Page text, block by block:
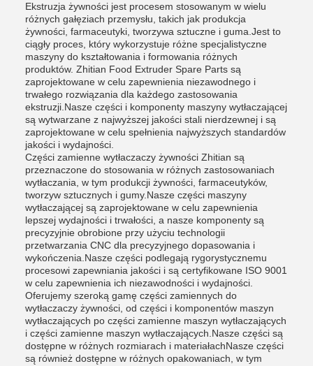
Ekstruzja żywności jest procesem stosowanym w wielu
różnych gałęziach przemysłu, takich jak produkcja
żywności, farmaceutyki, tworzywa sztuczne i guma.Jest to
ciągły proces, który wykorzystuje różne specjalistyczne
maszyny do kształtowania i formowania różnych
produktów. Zhitian Food Extruder Spare Parts są
zaprojektowane w celu zapewnienia niezawodnego i
trwałego rozwiązania dla każdego zastosowania
ekstruzji.Nasze części i komponenty maszyny wytłaczającej
są wytwarzane z najwyższej jakości stali nierdzewnej i są
zaprojektowane w celu spełnienia najwyższych standardów
jakości i wydajności.
Części zamienne wytłaczaczy żywności Zhitian są
przeznaczone do stosowania w różnych zastosowaniach
wytłaczania, w tym produkcji żywności, farmaceutyków,
tworzyw sztucznych i gumy.Nasze części maszyny
wytłaczającej są zaprojektowane w celu zapewnienia
lepszej wydajności i trwałości, a nasze komponenty są
precyzyjnie obrobione przy użyciu technologii
przetwarzania CNC dla precyzyjnego dopasowania i
wykończenia.Nasze części podlegają rygorystycznemu
procesowi zapewniania jakości i są certyfikowane ISO 9001
w celu zapewnienia ich niezawodności i wydajności.
Oferujemy szeroką gamę części zamiennych do
wytłaczaczy żywności, od części i komponentów maszyn
wytłaczających po części zamienne maszyn wytłaczających
i części zamienne maszyn wytłaczających.Nasze części są
dostępne w różnych rozmiarach i materiałachNasze części
są również dostępne w różnych opakowaniach, w tym